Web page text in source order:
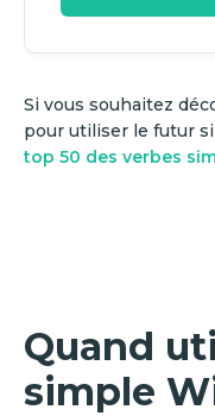
Si vous souhaitez
pour utiliser le futur
top 50 des verbes
Quand
simple